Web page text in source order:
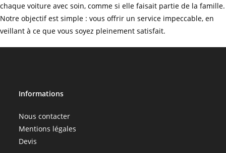
chaque voiture avec soin, comme si elle faisait partie de la famille.
Notre objectif est simple : vous offrir un service impeccable, en
veillant à ce que vous soyez pleinement satisfait.
Informations
Nous contacter
Mentions légales
Devis